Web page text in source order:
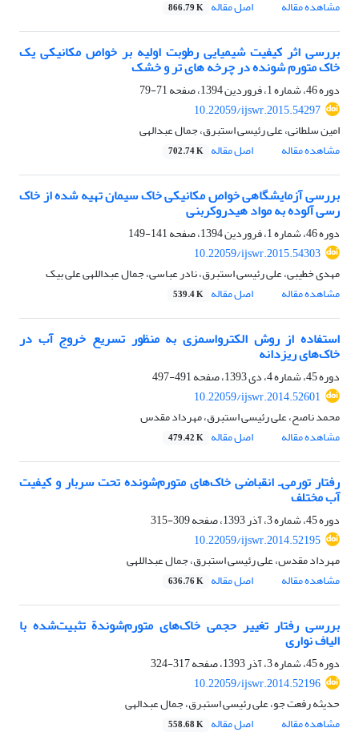
مشاهده مقاله اصل مقاله 866.79 K
بررسی اثر کیفیت شیمیایی رطوبت اولیه بر خواص مکانیکی یک
خاک متورم شونده در چرخه‏ های تر و خشک
دوره 46، شماره 1، فروردین 1394، صفحه
71-79
10.22059/ijswr.2015.54297
امین سلطانی، علی رئیسی استبرق، جمال عبدالهی
مشاهده مقاله
اصل مقاله 702.74 K
بررسی آزمایشگاهی خواص مکانیکی خاک سیمان تهیه شده از خاک
رسی آلوده به مواد هیدروکربنی
دوره 46، شماره 1، فروردین 1394، صفحه
141-149
10.22059/ijswr.2015.54303
مهدی خطیبی، علی رئیسی استبرق، نادر عباسی، جمال عبداللهی علی بیک
مشاهده مقاله
اصل مقاله 539.4 K
استفاده از روش الکترواسمزی به منظور تسریع خروج آب در
خاک‌های ریزدانه
دوره 45، شماره 4، دی 1393، صفحه
491-497
10.22059/ijswr.2014.52601
محمد ناصح، علی رئیسی استبرق، مهرداد مقدس
مشاهده مقاله
اصل مقاله 479.42 K
رفتار تورمی‌ـ انقباضی خاک‌های متورم‌شونده تحت سربار و کیفیت
آب مختلف
دوره 45، شماره 3، آذر 1393، صفحه
309-315
10.22059/ijswr.2014.52195
مهرداد مقدس، علی رئیسی استبرق، جمال عبداللهی
مشاهده مقاله
اصل مقاله 636.76 K
بررسی رفتار تغییر حجمی خاک‌های متورم‌شوندة تثبیت‌شده با
الیاف نواری
دوره 45، شماره 3، آذر 1393، صفحه
317-324
10.22059/ijswr.2014.52196
حدیثه رفعت جو، علی رئیسی استبرق، جمال عبدالهی
مشاهده مقاله
اصل مقاله 558.68 K